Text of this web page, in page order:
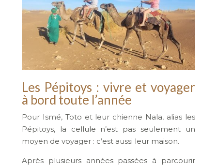
Les Pépitoys : vivre et voyager
à bord toute l’année
Pour Ismé, Toto et leur chienne Nala, alias les
Pépitoys, la cellule n’est pas seulement un
moyen de voyager : c’est aussi leur maison.
Après plusieurs années passées à parcourir